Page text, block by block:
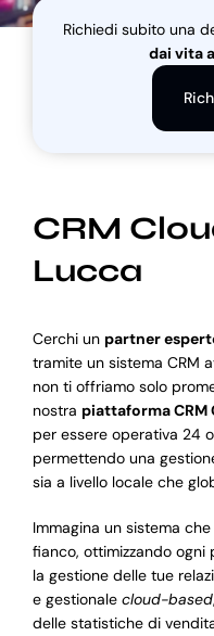
Richiedi subito una
dai vita
CRM
Lucca
Cerchi un partner
tramite un sistema CRM
non ti offriamo solo
nostra piattaforma
per essere operativa 24
permettendo una
sia a livello locale che
Immagina un sistema
fianco, ottimizzando ogni
la gestione delle tue
e gestionale cloud-based
delle statistiche di